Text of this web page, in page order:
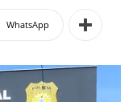
WhatsApp